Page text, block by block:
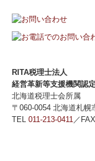
RITA税理士法人
経営革新等支援機関認定
北海道税理士会所属
〒060-0054 北海道札
TEL 011-213-0411 ／